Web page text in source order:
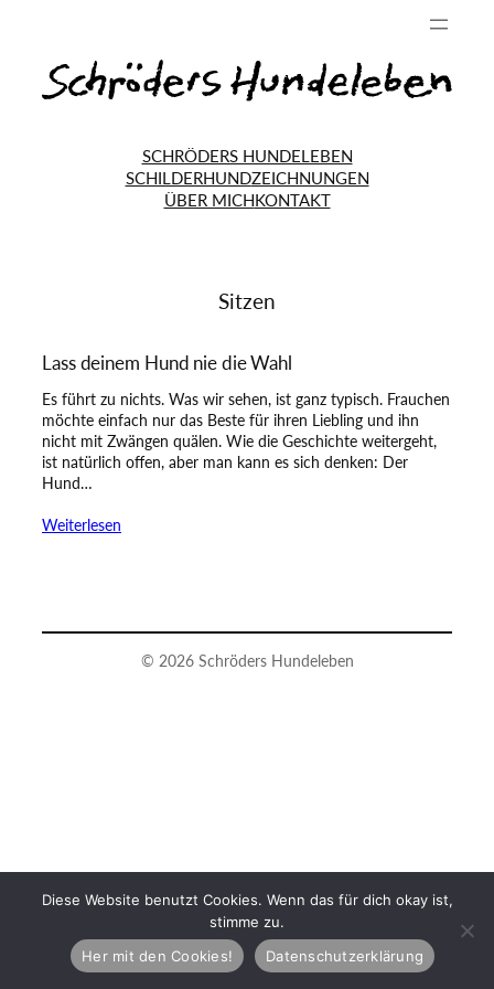
SCHRÖDERS HUNDELEBEN
SCHILDERHUNDZEICHNUNGEN
ÜBER MICHKONTAKT
Sitzen
Lass deinem Hund nie die Wahl
Es führt zu nichts. Was wir sehen, ist ganz typisch. Frauchen
möchte einfach nur das Beste für ihren Liebling und ihn
nicht mit Zwängen quälen. Wie die Geschichte weitergeht,
ist natürlich offen, aber man kann es sich denken: Der
Hund…
Weiterlesen
© 2026 Schröders Hundeleben
Diese Website benutzt Cookies. Wenn das für dich okay ist,
stimme zu.
Her mit den Cookies!
Datenschutzerklärung